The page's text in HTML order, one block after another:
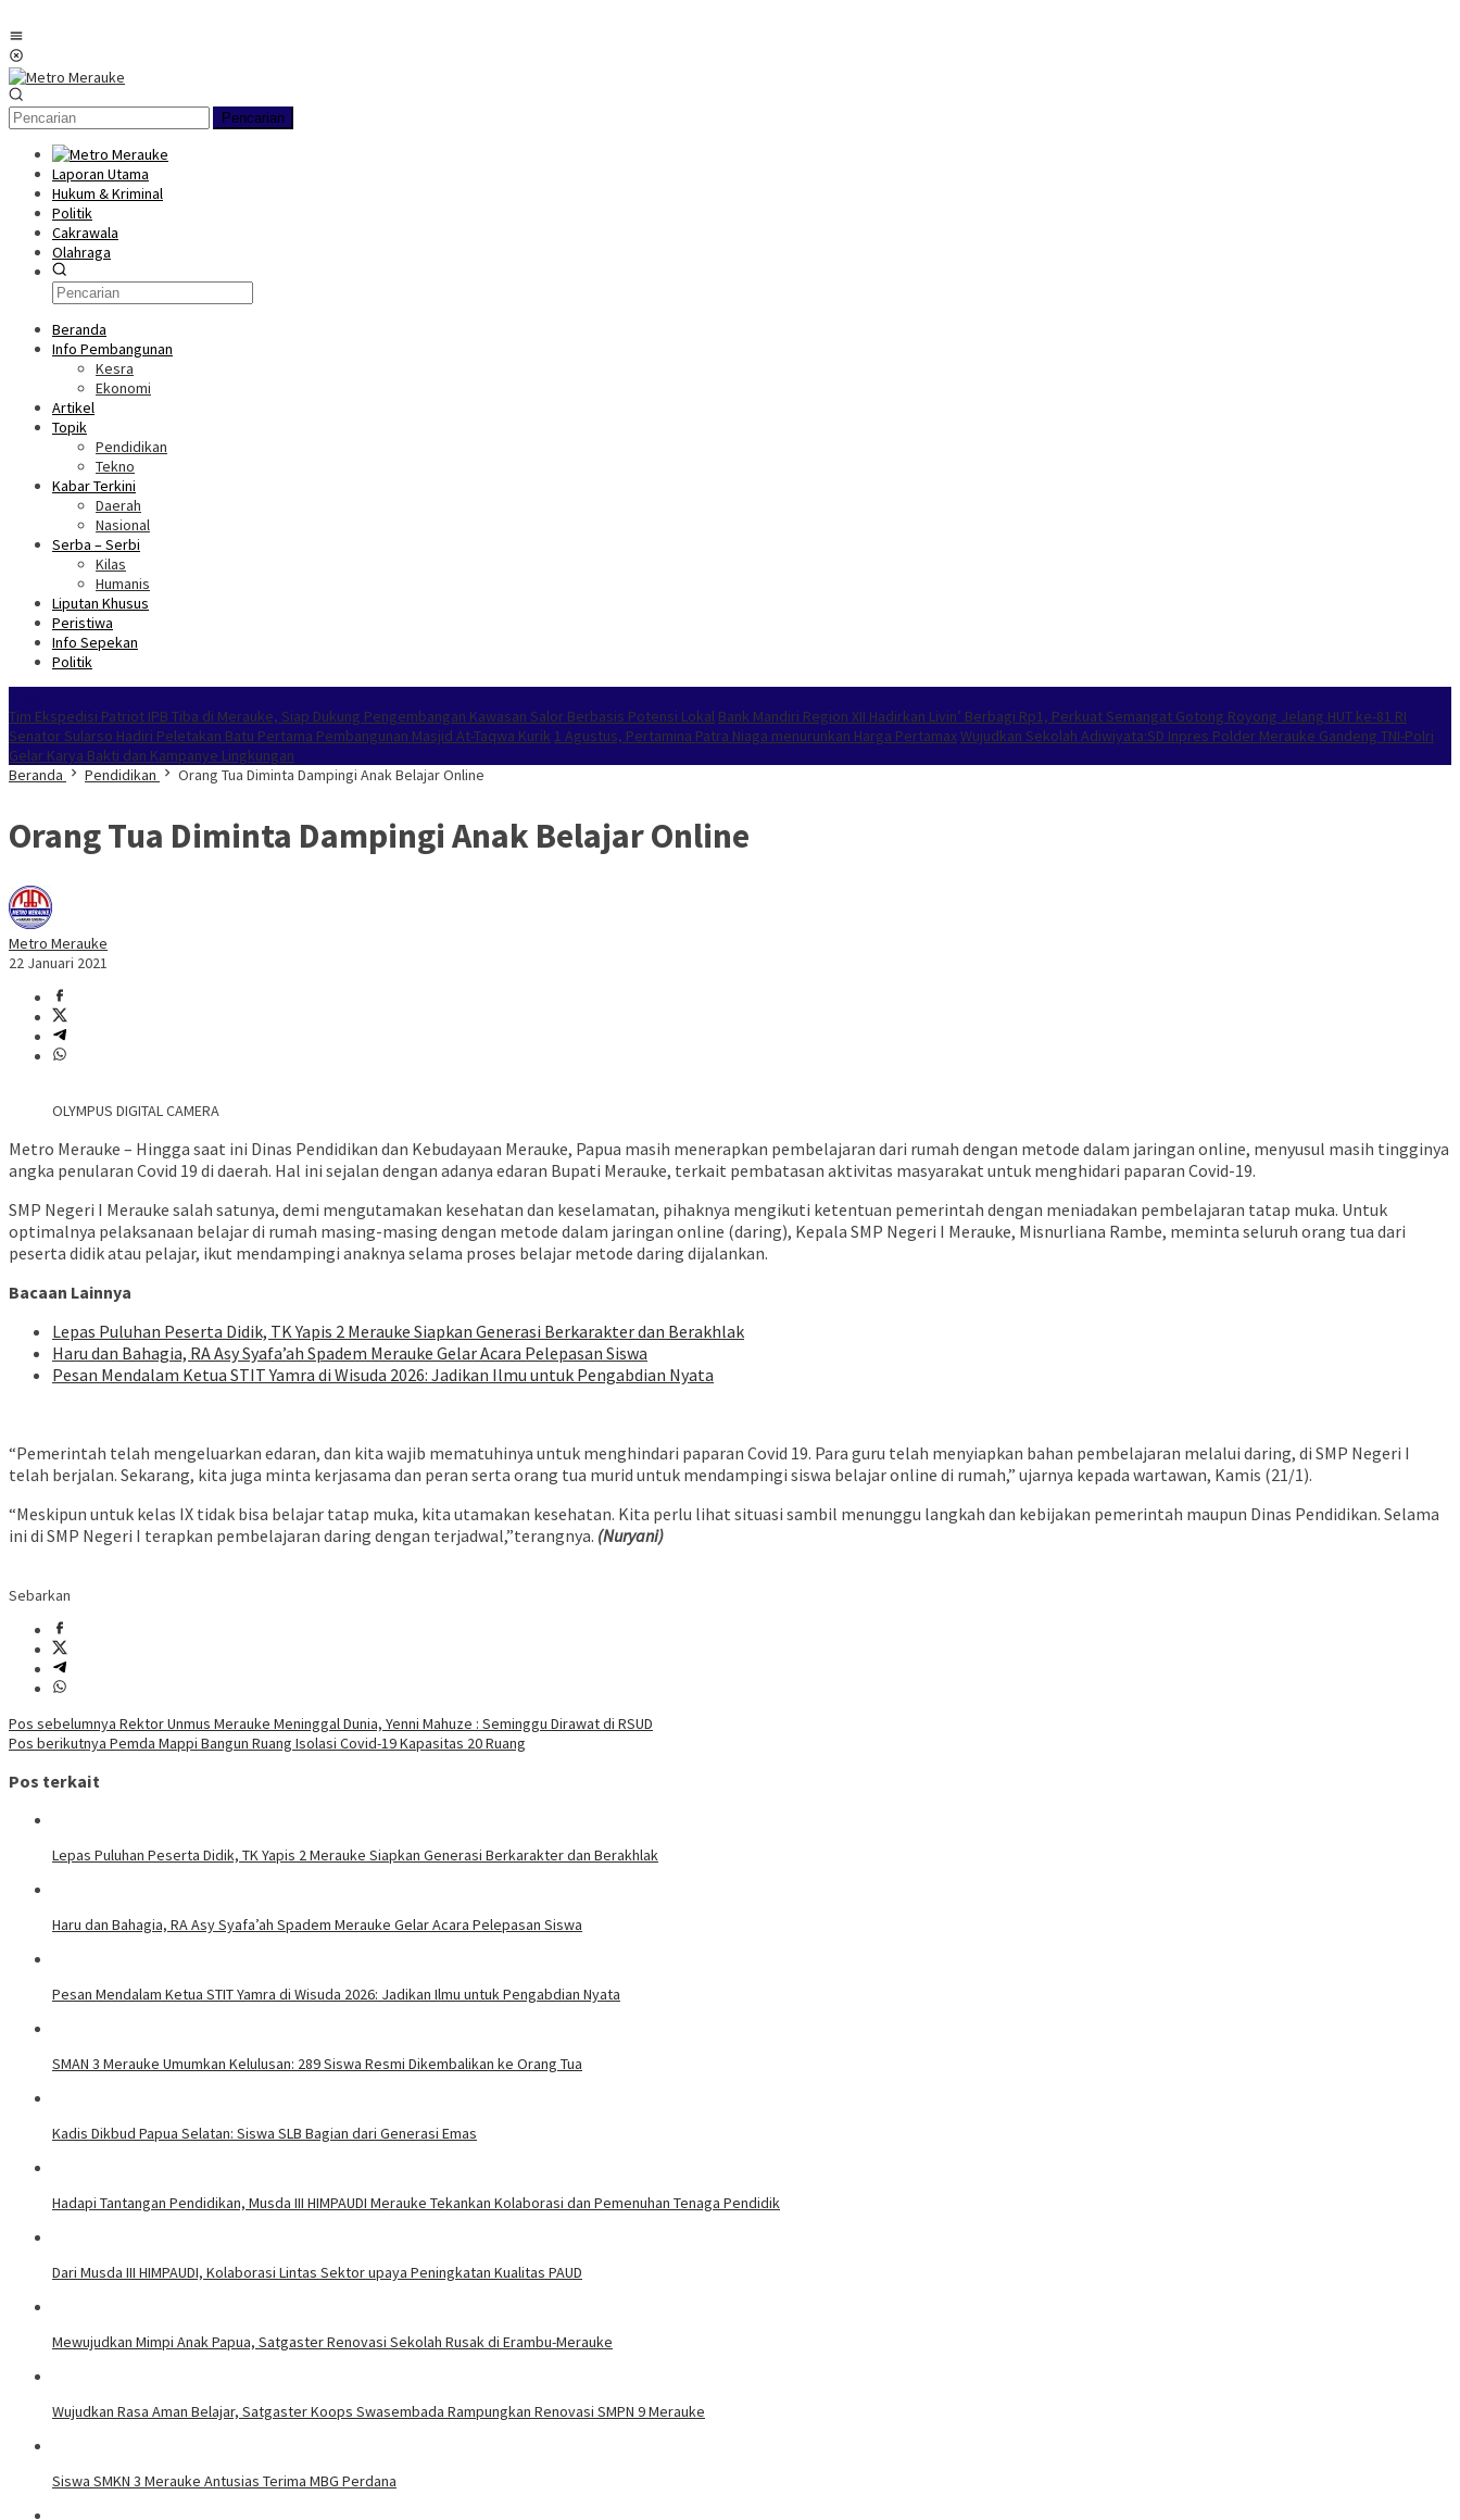
ke
konten
Pencarian
Laporan Utama
Hukum & Kriminal
Politik
Cakrawala
Olahraga
Beranda
Info Pembangunan
Kesra
Ekonomi
Artikel
Topik
Pendidikan
Tekno
Kabar Terkini
Daerah
Nasional
Serba – Serbi
Kilas
Humanis
Liputan Khusus
Peristiwa
Info Sepekan
Politik
Tim Ekspedisi Patriot IPB Tiba di Merauke, Siap Dukung Pengembangan Kawasan Salor Berbasis Potensi Lokal Bank Mandiri Region XII Hadirkan Livin’ Berbagi Rp1, Perkuat Semangat Gotong Royong Jelang HUT ke-81 RI
Senator Sularso Hadiri Peletakan Batu Pertama Pembangunan Masjid At-Taqwa Kurik 1 Agustus, Pertamina Patra Niaga menurunkan Harga PertamaxWujudkan Sekolah Adiwiyata:SD Inpres Polder Merauke Gandeng TNI-Polri
Gelar Karya Bakti dan Kampanye Lingkungan
Beranda
Pendidikan Orang Tua Diminta Dampingi Anak Belajar Online
Orang Tua Diminta Dampingi Anak Belajar Online
Metro Merauke
22 Januari 2021
OLYMPUS DIGITAL CAMERA
Metro Merauke – Hingga saat ini Dinas Pendidikan dan Kebudayaan Merauke, Papua masih menerapkan pembelajaran dari rumah dengan metode dalam jaringan online, menyusul masih tingginya
angka penularan Covid 19 di daerah. Hal ini sejalan dengan adanya edaran Bupati Merauke, terkait pembatasan aktivitas masyarakat untuk menghidari paparan Covid-19.
SMP Negeri I Merauke salah satunya, demi mengutamakan kesehatan dan keselamatan, pihaknya mengikuti ketentuan pemerintah dengan meniadakan pembelajaran tatap muka. Untuk
optimalnya pelaksanaan belajar di rumah masing-masing dengan metode dalam jaringan online (daring), Kepala SMP Negeri I Merauke, Misnurliana Rambe, meminta seluruh orang tua dari
peserta didik atau pelajar, ikut mendampingi anaknya selama proses belajar metode daring dijalankan.
Bacaan Lainnya
Lepas Puluhan Peserta Didik, TK Yapis 2 Merauke Siapkan Generasi Berkarakter dan Berakhlak
Haru dan Bahagia, RA Asy Syafa’ah Spadem Merauke Gelar Acara Pelepasan Siswa
Pesan Mendalam Ketua STIT Yamra di Wisuda 2026: Jadikan Ilmu untuk Pengabdian Nyata
“Pemerintah telah mengeluarkan edaran, dan kita wajib mematuhinya untuk menghindari paparan Covid 19. Para guru telah menyiapkan bahan pembelajaran melalui daring, di SMP Negeri I
telah berjalan. Sekarang, kita juga minta kerjasama dan peran serta orang tua murid untuk mendampingi siswa belajar online di rumah,” ujarnya kepada wartawan, Kamis (21/1).
“Meskipun untuk kelas IX tidak bisa belajar tatap muka, kita utamakan kesehatan. Kita perlu lihat situasi sambil menunggu langkah dan kebijakan pemerintah maupun Dinas Pendidikan. Selama
ini di SMP Negeri I terapkan pembelajaran daring dengan terjadwal,”terangnya. (Nuryani)
Sebarkan
Navigasi
pos
Pos sebelumnya Rektor Unmus Merauke Meninggal Dunia, Yenni Mahuze : Seminggu Dirawat di RSUD
Pos berikutnya Pemda Mappi Bangun Ruang Isolasi Covid-19 Kapasitas 20 Ruang
Pos terkait
Lepas Puluhan Peserta Didik, TK Yapis 2 Merauke Siapkan Generasi Berkarakter dan Berakhlak
Haru dan Bahagia, RA Asy Syafa’ah Spadem Merauke Gelar Acara Pelepasan Siswa
Pesan Mendalam Ketua STIT Yamra di Wisuda 2026: Jadikan Ilmu untuk Pengabdian Nyata
SMAN 3 Merauke Umumkan Kelulusan: 289 Siswa Resmi Dikembalikan ke Orang Tua
Kadis Dikbud Papua Selatan: Siswa SLB Bagian dari Generasi Emas
Hadapi Tantangan Pendidikan, Musda III HIMPAUDI Merauke Tekankan Kolaborasi dan Pemenuhan Tenaga Pendidik
Dari Musda III HIMPAUDI, Kolaborasi Lintas Sektor upaya Peningkatan Kualitas PAUD
Mewujudkan Mimpi Anak Papua, Satgaster Renovasi Sekolah Rusak di Erambu-Merauke
Wujudkan Rasa Aman Belajar, Satgaster Koops Swasembada Rampungkan Renovasi SMPN 9 Merauke
Siswa SMKN 3 Merauke Antusias Terima MBG Perdana